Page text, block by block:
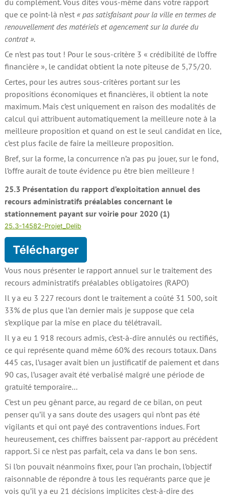
du complément. Vous dites vous-même dans votre rapport
que ce point-là n’est « pas satisfaisant pour la ville en termes de
renouvellement des matériels et agencement sur la durée du
contrat ».
Ce n’est pas tout ! Pour le sous-critère 3 « crédibilité de l’offre
financière », le candidat obtient la note piteuse de 5,75/20.
Certes, pour les autres sous-critères portant sur les
propositions économiques et financières, il obtient la note
maximum. Mais c’est uniquement en raison des modalités de
calcul qui attribuent automatiquement la meilleure note à la
meilleure proposition et quand on est le seul candidat en lice,
c’est plus facile de faire la meilleure proposition.
Bref, sur la forme, la concurrence n’a pas pu jouer, sur le fond,
l’offre aurait de toute évidence pu être bien meilleure !
25.3 Présentation du rapport d’exploitation annuel des
recours administratifs préalables concernant le
stationnement payant sur voirie pour 2020 (1)
25.3-14582-Projet_Delib
Télécharger
Vous nous présenter le rapport annuel sur le traitement des
recours administratifs préalables obligatoires (RAPO)
Il y a eu 3 227 recours dont le traitement a coûté 31 500, soit
33% de plus que l’an dernier mais je suppose que cela
s’explique par la mise en place du télétravail.
Il y a eu 1 918 recours admis, c’est-à-dire annulés ou rectifiés,
ce qui représente quand même 60% des recours totaux. Dans
445 cas, l’usager avait bien un justificatif de paiement et dans
90 cas, l’usager avait été verbalisé malgré une période de
gratuité temporaire…
C’est un peu gênant parce, au regard de ce bilan, on peut
penser qu’il y a sans doute des usagers qui n’ont pas été
vigilants et qui ont payé des contraventions indues. Fort
heureusement, ces chiffres baissent par-rapport au précédent
rapport. Si ce n’est pas parfait, cela va dans le bon sens.
Si l’on pouvait néanmoins fixer, pour l’an prochain, l’objectif
raisonnable de répondre à tous les requérants parce que je
vois qu’il y a eu 21 décisions implicites c’est-à-dire des